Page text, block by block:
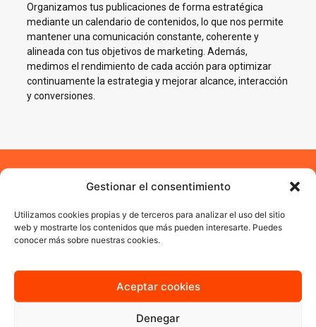
Gestionar el consentimiento
Utilizamos cookies propias y de terceros para analizar el uso del sitio
web y mostrarte los contenidos que más pueden interesarte. Puedes
conocer más sobre nuestras cookies.
Aceptar cookies
Denegar
Organizamos tus publicaciones de forma estratégica
mediante un calendario de contenidos, lo que nos permite
mantener una comunicación constante, coherente y
alineada con tus objetivos de marketing. Además,
medimos el rendimiento de cada acción para optimizar
continuamente la estrategia y mejorar alcance, interacción
y conversiones.
Impulsamos tu negocio en
Redes Sociales en Tomares
En AJA Publicidad te ayudamos a crecer en Social Media con
Quiero más información